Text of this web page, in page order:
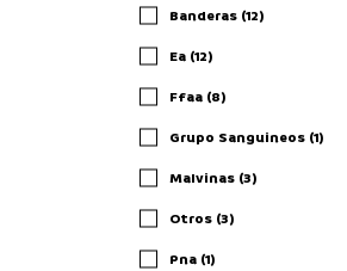
Banderas (12)
Ea (12)
Ffaa (8)
Grupo Sanguineos (1)
Malvinas (3)
Otros (3)
Pna (1)